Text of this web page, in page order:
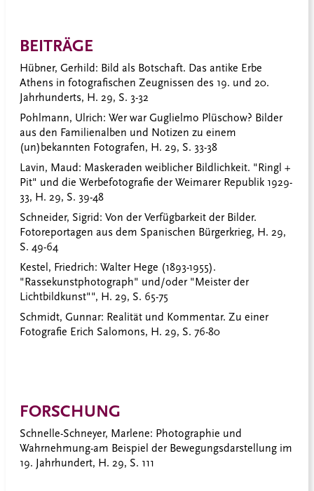
BEITRÄGE
Hübner, Gerhild: Bild als Botschaft. Das antike Erbe
Athens in fotografischen Zeugnissen des 19. und 20.
Jahrhunderts, H. 29, S. 3-32
Pohlmann, Ulrich: Wer war Guglielmo Plüschow? Bilder
aus den Familienalben und Notizen zu einem
(un)bekannten Fotografen, H. 29, S. 33-38
Lavin, Maud: Maskeraden weiblicher Bildlichkeit. "Ringl +
Pit" und die Werbefotografie der Weimarer Republik 1929-
33, H. 29, S. 39-48
Schneider, Sigrid: Von der Verfügbarkeit der Bilder.
Fotoreportagen aus dem Spanischen Bürgerkrieg, H. 29,
S. 49-64
Kestel, Friedrich: Walter Hege (1893-1955).
"Rassekunstphotograph" und/oder "Meister der
Lichtbildkunst"", H. 29, S. 65-75
Schmidt, Gunnar: Realität und Kommentar. Zu einer
Fotografie Erich Salomons, H. 29, S. 76-80
FORSCHUNG
Schnelle-Schneyer, Marlene: Photographie und
Wahrnehmung-am Beispiel der Bewegungsdarstellung im
19. Jahrhundert, H. 29, S. 111